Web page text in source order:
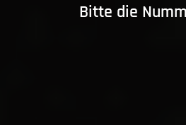
Bitte die